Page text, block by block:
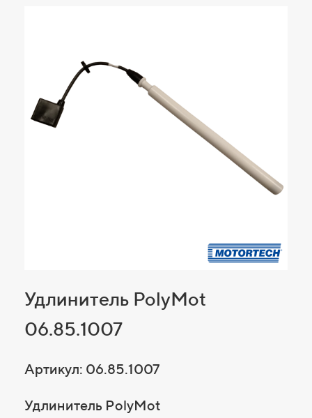
Удлинитель PolyMot
06.85.1007
Артикул: 06.85.1007
Удлинитель PolyMot